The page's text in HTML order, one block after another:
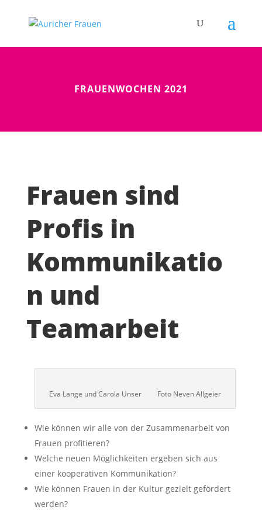
FRAUENWOCHEN 2021
Frauen sind
Profis in
Kommunikatio
n und
Teamarbeit
Eva Lange und Carola Unser Foto Neven Allgeier
Wie können wir alle von der Zusammenarbeit von
Frauen profitieren?
Welche neuen Möglichkeiten ergeben sich aus
einer kooperativen Kommunikation?
Wie können Frauen in der Kultur gezielt gefördert
werden?